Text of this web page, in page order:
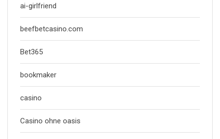
ai-girlfriend
beefbetcasino.com
Bet365
bookmaker
casino
Casino ohne oasis